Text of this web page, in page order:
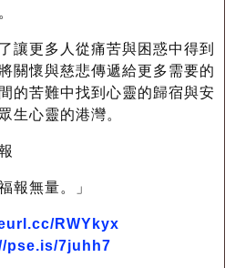
讓更多人從痛苦與困惑中得到
關懷與慈悲傳遞給更多需要的
的苦難中找到心靈的歸宿與安
生心靈的港灣。
報無量。」
RWYkyx
pse.is/7juhh7